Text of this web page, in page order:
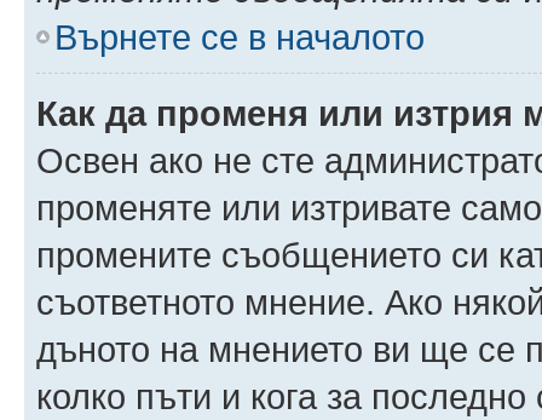
Върнете се в началото
Как да променя или изтрия
Освен ако не сте
променяте или изтривате
промените съобщението си
съответното мнение. Ако
дъното на мнението ви ще се
колко пъти и кога за